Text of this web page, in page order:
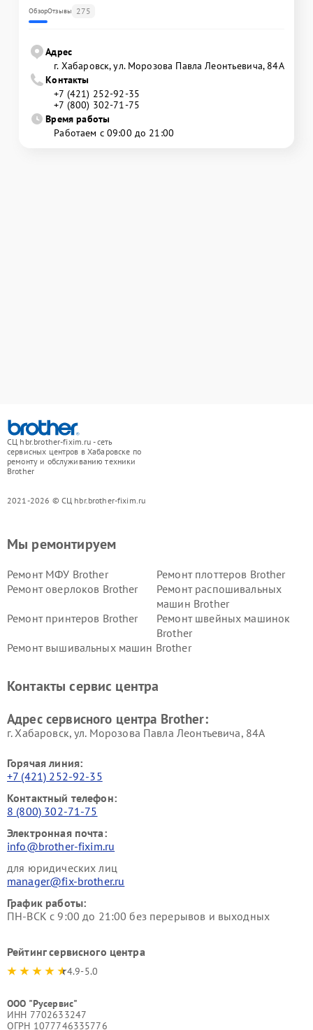
ОбзорОтзывы 275
Адрес
г. Хабаровск, ул. Морозова Павла Леонтьевича, 84А
Контакты
+7 (421) 252-92-35
+7 (800) 302-71-75
Время работы
Работаем с 09:00 до 21:00
СЦ hbr.brother-fixim.ru - сеть
сервисных центров в Хабаровске по
ремонту и обслуживанию техники
Brother
2021-2026 © СЦ hbr.brother-fixim.ru
Мы ремонтируем
Ремонт МФУ Brother
Ремонт плоттеров Brother
Ремонт оверлоков Brother
Ремонт распошивальных
машин Brother
Ремонт принтеров Brother
Ремонт швейных машинок
Brother
Ремонт вышивальных машин Brother
Контакты сервис центра
Адрес сервисного центра Brother:
г. Хабаровск, ул. Морозова Павла Леонтьевича, 84А
Горячая линия:
+7 (421) 252-92-35
Контактный телефон:
8 (800) 302-71-75
Электронная почта:
info@brother-fixim.ru
для юридических лиц
manager@fix-brother.ru
График работы:
ПН-ВСК с 9:00 до 21:00 без перерывов и выходных
Рейтинг сервисного центра
4.9-5.0
ООО "Русервис"
ИНН 7702633247
ОГРН 1077746335776